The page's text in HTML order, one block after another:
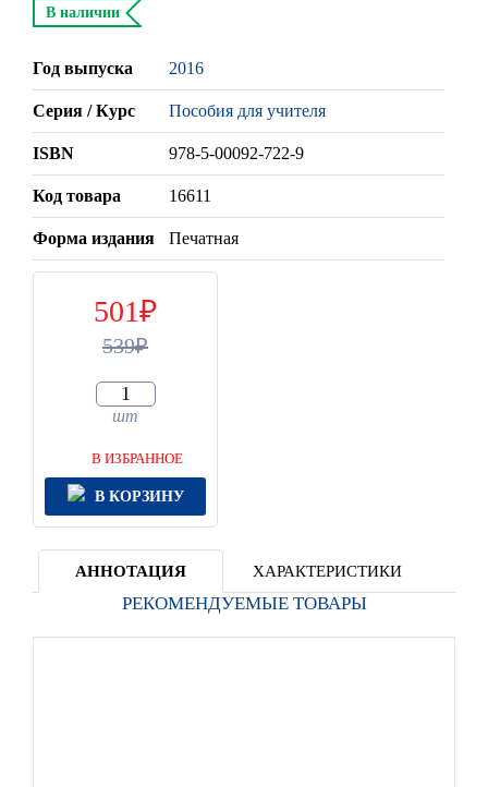
В наличии
Год выпуска 2016
Серия / Курс Пособия для учителя
ISBN 978-5-00092-722-9
Код товара 16611
Форма издания Печатная
501
539
шт
В ИЗБРАННОЕ
В КОРЗИНУ
АННОТАЦИЯ ХАРАКТЕРИСТИКИ
РЕКОМЕНДУЕМЫЕ ТОВАРЫ